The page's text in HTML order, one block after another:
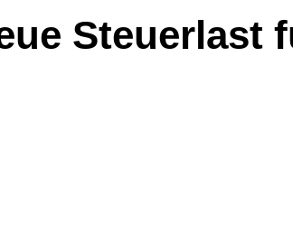
Steuerlast